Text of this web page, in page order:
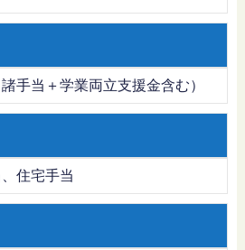
手当＋学業両立支援金含む）
住宅手当